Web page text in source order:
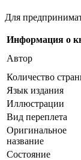
Для
Информация о
Автор
Количество
Язык издания
Иллюстрации
Вид переплета
Оригинальное
название
Состояние